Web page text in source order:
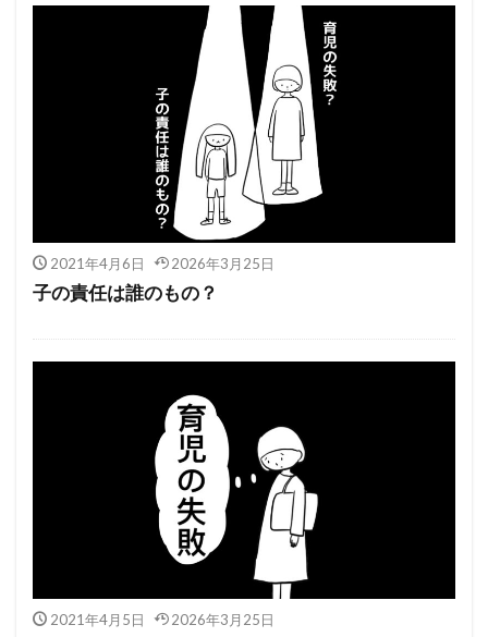
2021年4月6日 2026年3月25日
子の責任は誰のもの？
2021年4月5日 2026年3月25日